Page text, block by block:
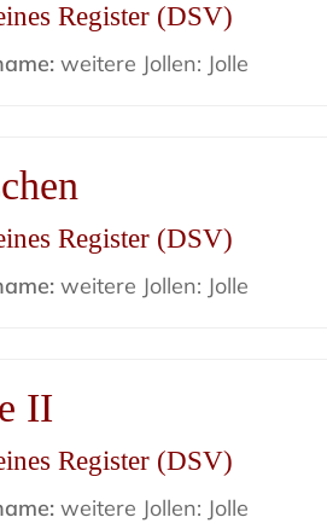
Register (DSV)
weitere Jollen: Jolle
Register (DSV)
weitere Jollen: Jolle
II
Register (DSV)
weitere Jollen: Jolle